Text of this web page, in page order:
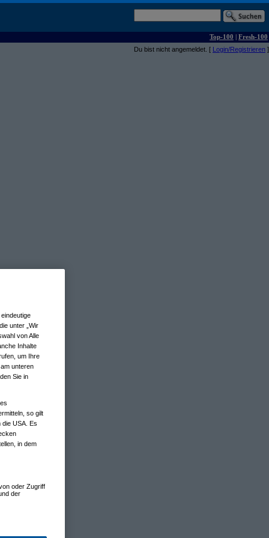
Top-100 | Fresh-100
Du bist nicht angemeldet. [ Login/Registrieren ]
unter „Wir
von Alle
Inhalte
um Ihre
unteren
Sie in
so gilt
die USA. Es
in dem
oder Zugriff
der